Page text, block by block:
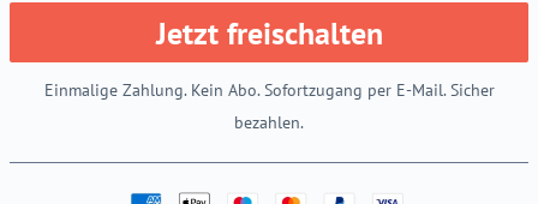
Jetzt freischalten
Einmalige Zahlung. Kein Abo. Sofortzugang per E-Mail. Sicher
bezahlen.